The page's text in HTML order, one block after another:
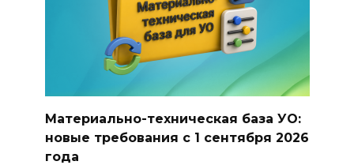
Материально-техническая база УО:
новые требования с 1 сентября 2026
года